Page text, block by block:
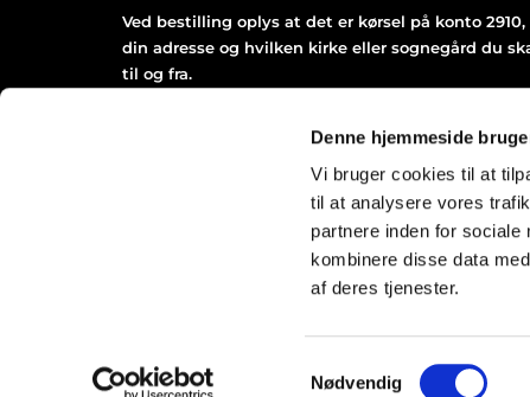
Denne hjemmeside
Vi bruger cookies til at
til at analysere vores
partnere inden for sociale
kombinere disse data
af deres tjenester.
Samtykkevalg
Nødvendig
Ved bestilling oplys at det er kørsel på konto 2910,
din adresse og hvilken kirke eller sognegård du
til og fra.
12.00 på Næstved Taxa 55 77 34 34.